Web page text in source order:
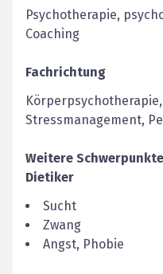
Psychotherapie,
Coaching
Fachrichtung
Stressmanagement,
Weitere
Dietiker
Sucht
Zwang
Angst, Phobie